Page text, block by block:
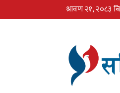
श्रावण २१, २०८३